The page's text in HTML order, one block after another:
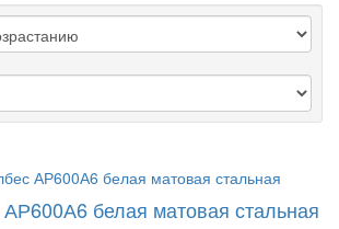
белая матовая стальная